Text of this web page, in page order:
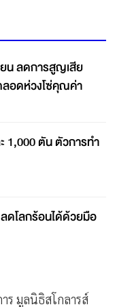
สีย
ารและขยะอาหาร ตลอดห่วงโซ่คุณค่า
1,000 ตัน ตัวการทำ
ดโลกร้อนได้ด้วยมือ
ร มูลนิธิสโกลารส์